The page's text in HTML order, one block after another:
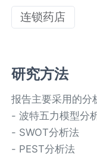
连锁药店
研究方法
报告主要采用的分
- 波特五力模型分
- SWOT分析法
- PEST分析法